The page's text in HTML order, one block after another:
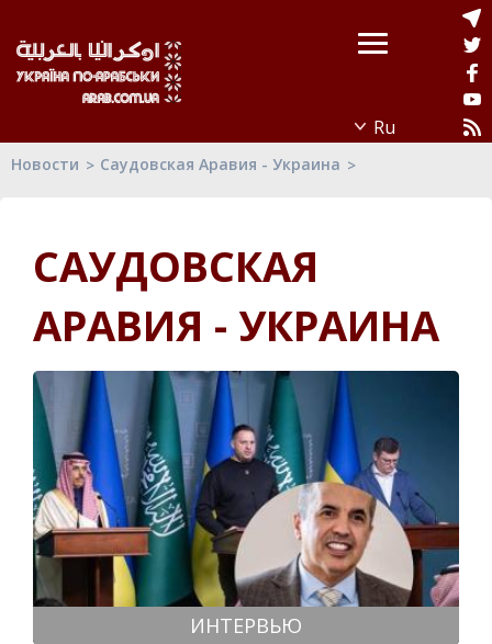
Новости Саудовская Аравия - Украина
САУДОВСКАЯ
АРАВИЯ - УКРАИНА
ИНТЕРВЬЮ